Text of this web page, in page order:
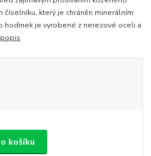
který je chráněn minerálním
hodinek je vyrobené z nerezové oceli a
košíku